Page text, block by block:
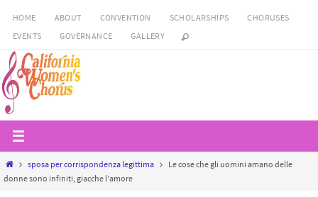
Skip
content
HOME ABOUT CONVENTION SCHOLARSHIPS
CHORUSES
EVENTS
GOVERNANCE GALLERY
Homesposa per corrispondenza legittima
Le cose che gli uomini amano delle
donne sono infiniti, giacche l’amore